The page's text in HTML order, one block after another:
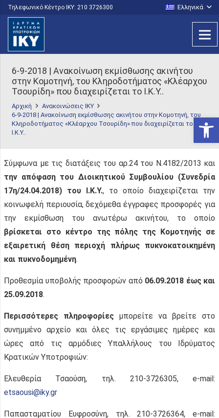
Τηλεφωνικό Κέντρο IKY: 210 3726300 Ελληνικά
6-9-2018 | Ανακοίνωση εκμίσθωσης ακινήτου
στην Κομοτηνή, του Κληροδοτήματος «Κλέαρχου
Τσουρίδη» που διαχειρίζεται το Ι.Κ.Υ..
Αρχική
Ανακοινώσεις ΙΚΥ
6-9-2018 | Ανακοίνωση εκμίσθωσης ακινήτου στην Κομοτηνή, του
Κληροδοτήματος «Κλέαρχου Τσουρίδη» που διαχειρίζεται το
Ι.Κ.Υ..
Σύμφωνα με τις διατάξεις του αρ.24 του Ν.4182/2013 και
την απόφαση του Διοικητικού Συμβουλίου (Συνεδρία
17η/24.04.2018) του Ι.Κ.Υ., το οποίο διαχειρίζεται την
κοινωφελή περιουσία, δεχόμεθα έγγραφες προσφορές για
την εκμίσθωση του ανωτέρω ακινήτου, το οποίο
βρίσκεται στο κέντρο της πόλης της Κομοτηνής σε
εξαιρετική θέση περιοχή πλήρως πυκνοκατοικημένη
και πυκνοδομημένη.
Προθεσμία υποβολής προσφορών από 06.09.2018 έως και
25.09.2018.
Περισσότερες πληροφορίες μπορείτε να βρείτε στο
συνημμένο αρχείο και όλες τις εργάσιμες ημέρες και
ώρες από τις αρμόδιες Υπαλλήλους του Ιδρύματος
Κρατικών Υποτροφιών:
Ελευθερία Τσαούση, τηλ. 210-3726305, e-mail:
etsaousi@iky.gr
Παπασταματίου Ευφροσύνη, τηλ. 210-3726364, e-mail: